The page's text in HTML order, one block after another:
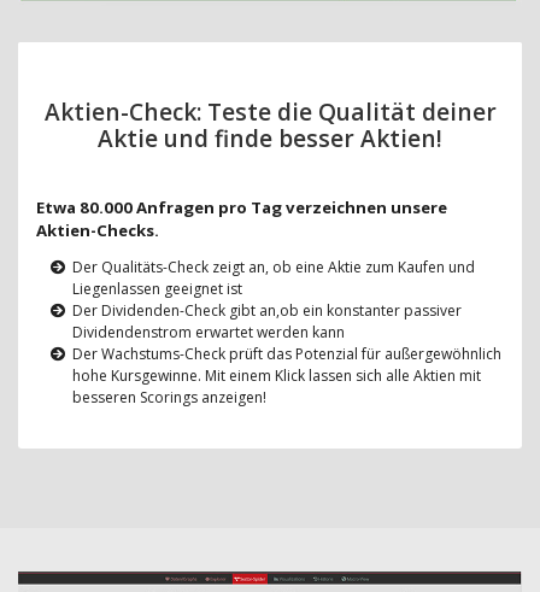
Aktien-Check: Teste die Qualität deiner
Aktie und finde besser Aktien!
Etwa 80.000 Anfragen pro Tag verzeichnen unsere
Aktien-Checks.
Der Qualitäts-Check zeigt an, ob eine Aktie zum Kaufen und
Liegenlassen geeignet ist
Der Dividenden-Check gibt an,ob ein konstanter passiver
Dividendenstrom erwartet werden kann
Der Wachstums-Check prüft das Potenzial für außergewöhnlich
hohe Kursgewinne. Mit einem Klick lassen sich alle Aktien mit
besseren Scorings anzeigen!